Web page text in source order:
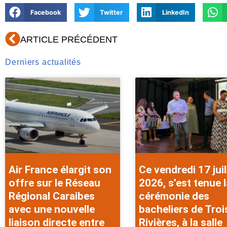
Facebook Twitter LinkedIn
Précédent
ARTICLE PRÉCÉDENT
Derniers actualités
Air France élargit son
offre sur le Réseau
Régional Caraibes
avec une nouvelle
liaison directe entre
Ce vendredi 17
2026, s’est tenue
cérémonie des
bacheliers de
Rivières, à la salle